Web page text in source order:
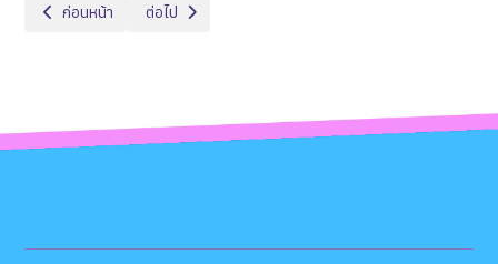
เนื้อหาก่อนหน้า: คณะกรรมการสถานศึกษา
ก่อนหน้า เนื้อหาถัดไป: กลุ่มสาระภาษาไทย
ต่อไป